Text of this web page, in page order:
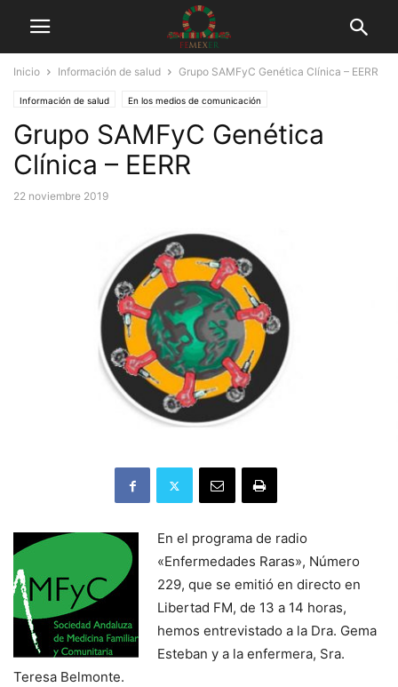
Inicio Información de salud Grupo SAMFyC Genética Clínica – EERR
Información de salud En los medios de comunicación
Programa de radio Enfermedades Raras
Grupo SAMFyC Genética
Clínica – EERR
22 noviembre 2019
En el programa de radio
«Enfermedades Raras», Número
229, que se emitió en directo en
Libertad FM, de 13 a 14 horas,
hemos entrevistado a la Dra. Gema
Esteban y a la enfermera, Sra.
Teresa Belmonte.